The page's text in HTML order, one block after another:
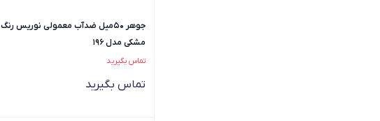
جوهر 50میل ضدآب معمولی نوریس رنگ
مشکی مدل 196
تماس بگیرید
تماس بگیرید